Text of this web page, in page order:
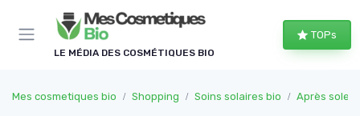
LE MÉDIA DES COSMÉTIQUES BIO
TOPs
Mes cosmetiques bio Shopping Soins solaires bio Après soleil
Panneau de gestion des cookies